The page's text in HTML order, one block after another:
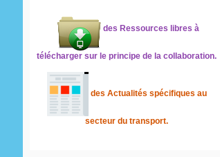
des Ressources libres à
télécharger sur le principe de la collaboration.
des Actualités spécifiques au
secteur du transport.